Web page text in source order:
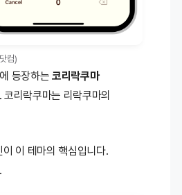
컴)
등장하는코리락쿠마
코리락쿠마는 리락쿠마의
이 테마의 핵심입니다.